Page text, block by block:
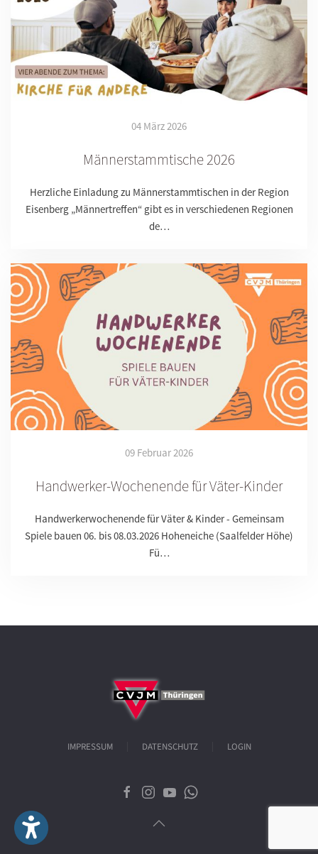
04 März 2026
Männerstammtische 2026
Herzliche Einladung zu Männerstammtischen in der Region
Eisenberg „Männertreffen“ gibt es in verschiedenen Regionen
de…
09 Februar 2026
Handwerker-Wochenende für Väter-Kinder
Handwerkerwochenende für Väter & Kinder - Gemeinsam
Spiele bauen 06. bis 08.03.2026 Hoheneiche (Saalfelder Höhe)
Fü…
IMPRESSUM DATENSCHUTZ LOGIN